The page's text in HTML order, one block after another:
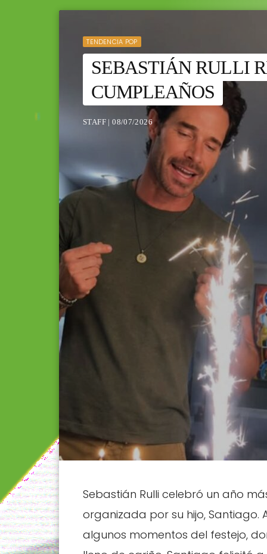
TENDENCIA POP
SEBASTIÁN RULLI
CUMPLEAÑOS
STAFF | 08/07/2026
Sebastián Rulli celebró un año
organizada por su hijo, Santiago.
algunos momentos del festejo,